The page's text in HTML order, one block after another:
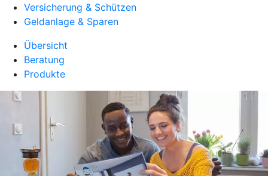
Versicherung & Schützen
Geldanlage & Sparen
Übersicht
Beratung
Produkte